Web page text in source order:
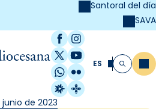
Santoral del día
SAVA
Facebook
Instagram
X / Twitter
YouTube
WhatsApp
Flickr
Radio Estel
Catalunya
ES Buscar
de 2023